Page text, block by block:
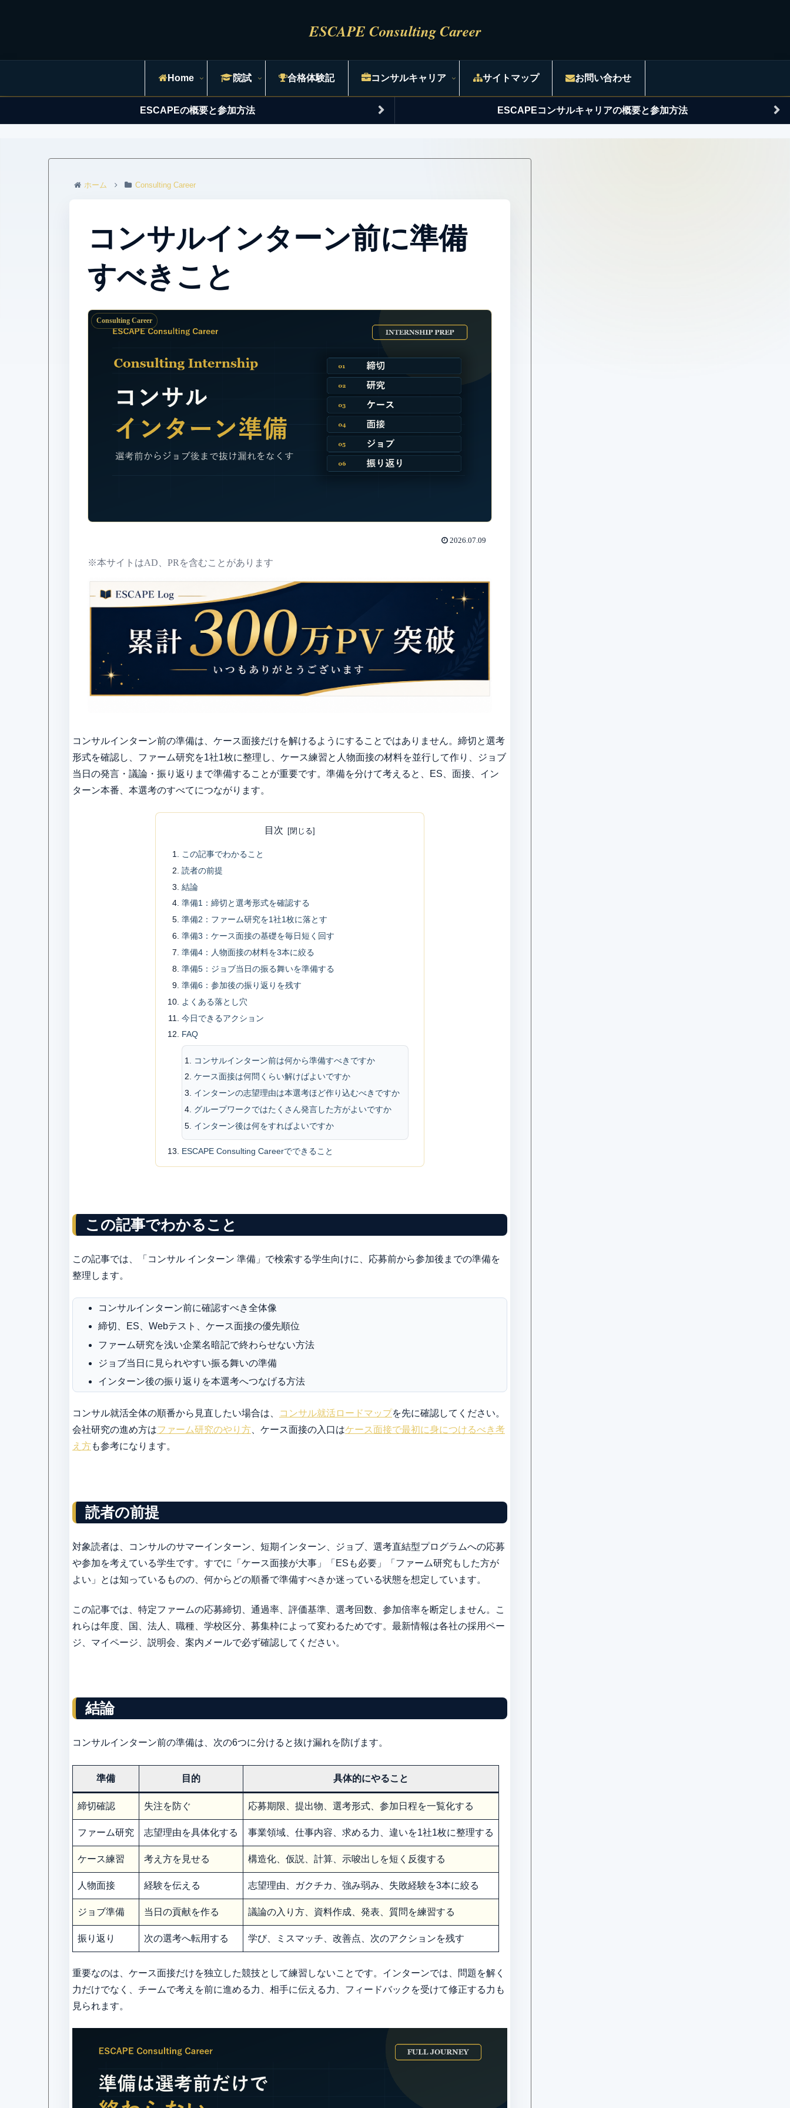
Home 院試 合格体験記 コンサルキャリア サイトマップ お問い合わせ
ESCAPEの概要と参加方法 ESCAPEコンサルキャリアの概要と参加方法
ホーム Consulting Career
コンサルインターン前に準備
すべきこと
Consulting Career
2026.07.09
※本サイトはAD、PRを含むことがあります
コンサルインターン前の準備は、ケース面接だけを解けるようにすることではありません。締切と選考
形式を確認し、ファーム研究を1社1枚に整理し、ケース練習と人物面接の材料を並行して作り、ジョブ
当日の発言・議論・振り返りまで準備することが重要です。準備を分けて考えると、ES、面接、イン
ターン本番、本選考のすべてにつながります。
目次
この記事でわかること
読者の前提
結論
準備1：締切と選考形式を確認する
準備2：ファーム研究を1社1枚に落とす
準備3：ケース面接の基礎を毎日短く回す
準備4：人物面接の材料を3本に絞る
準備5：ジョブ当日の振る舞いを準備する
準備6：参加後の振り返りを残す
よくある落とし穴
今日できるアクション
FAQ
コンサルインターン前は何から準備すべきですか
ケース面接は何問くらい解けばよいですか
インターンの志望理由は本選考ほど作り込むべきですか
グループワークではたくさん発言した方がよいですか
インターン後は何をすればよいですか
ESCAPE Consulting Careerでできること
この記事でわかること
この記事では、「コンサル インターン 準備」で検索する学生向けに、応募前から参加後までの準備を
整理します。
コンサルインターン前に確認すべき全体像
締切、ES、Webテスト、ケース面接の優先順位
ファーム研究を浅い企業名暗記で終わらせない方法
ジョブ当日に見られやすい振る舞いの準備
インターン後の振り返りを本選考へつなげる方法
コンサル就活全体の順番から見直したい場合は、 コンサル就活ロードマップを先に確認してください。
会社研究の進め方はファーム研究のやり方、ケース面接の入口はケース面接で最初に身につけるべき考
え方も参考になります。
読者の前提
対象読者は、コンサルのサマーインターン、短期インターン、ジョブ、選考直結型プログラムへの応募
や参加を考えている学生です。すでに「ケース面接が大事」「ESも必要」「ファーム研究もした方が
よい」とは知っているものの、何からどの順番で準備すべきか迷っている状態を想定しています。
この記事では、特定ファームの応募締切、通過率、評価基準、選考回数、参加倍率を断定しません。こ
れらは年度、国、法人、職種、学校区分、募集枠によって変わるためです。最新情報は各社の採用ペー
ジ、マイページ、説明会、案内メールで必ず確認してください。
結論
コンサルインターン前の準備は、次の6つに分けると抜け漏れを防げます。
準備 目的 具体的にやること
締切確認 失注を防ぐ 応募期限、提出物、選考形式、参加日程を一覧化する
ファーム研究 志望理由を具体化する 事業領域、仕事内容、求める力、違いを1社1枚に整理する
ケース練習 考え方を見せる 構造化、仮説、計算、示唆出しを短く反復する
人物面接 経験を伝える 志望理由、ガクチカ、強み弱み、失敗経験を3本に絞る
ジョブ準備 当日の貢献を作る 議論の入り方、資料作成、発表、質問を練習する
振り返り 次の選考へ転用する 学び、ミスマッチ、改善点、次のアクションを残す
重要なのは、ケース面接だけを独立した競技として練習しないことです。インターンでは、問題を解く
力だけでなく、チームで考えを前に進める力、相手に伝える力、フィードバックを受けて修正する力も
見られます。